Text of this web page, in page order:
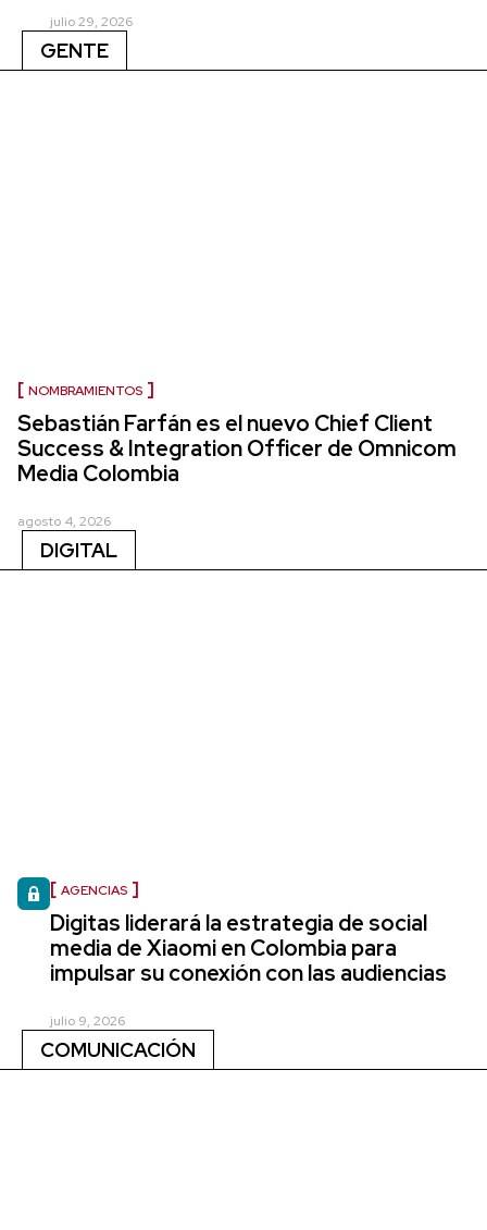
julio 29, 2026
GENTE
NOMBRAMIENTOS
Sebastián Farfán es el nuevo Chief Client
Success & Integration Officer de Omnicom
Media Colombia
agosto 4, 2026
DIGITAL
AGENCIAS
Digitas liderará la estrategia de social
media de Xiaomi en Colombia para
impulsar su conexión con las audiencias
julio 9, 2026
COMUNICACIÓN